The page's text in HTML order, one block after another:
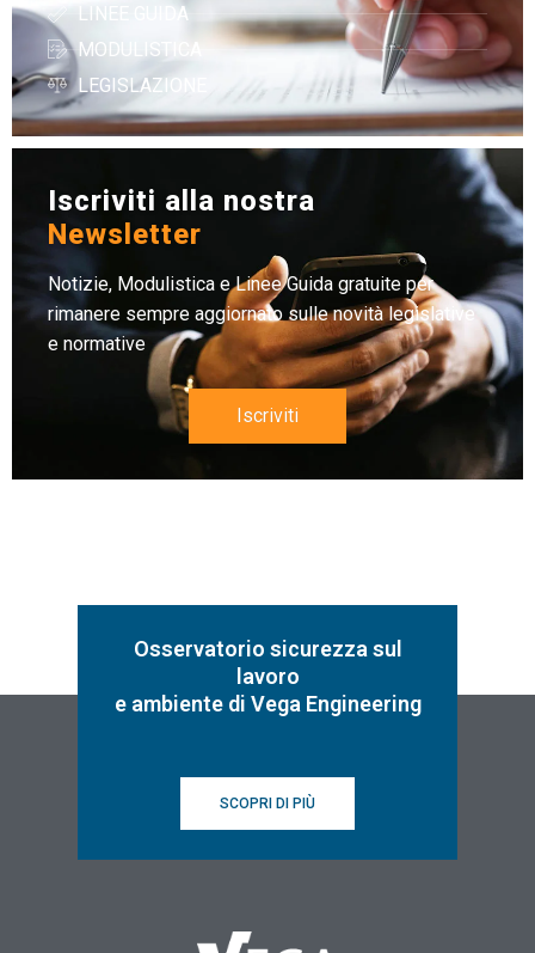
LINEE GUIDA
MODULISTICA
LEGISLAZIONE
Iscriviti alla nostra
Newsletter
Notizie, Modulistica e Linee Guida gratuite per
rimanere sempre aggiornato sulle novità legislative
e normative
Iscriviti
Osservatorio sicurezza sul
lavoro
e ambiente di Vega Engineering
SCOPRI DI PIÙ